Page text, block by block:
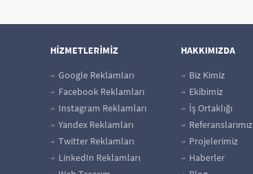
HİZMETLERİMİZ
Google Reklamları
Facebook Reklamları
Instagram Reklamları
Yandex Reklamları
Twitter Reklamları
LinkedIn Reklamları
HAKKIMIZDA
Biz Kimiz
Ekibimiz
İş Ortaklığı
Referanslarımız
Projelerimiz
Haberler